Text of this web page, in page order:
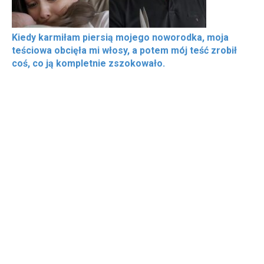
Kiedy karmiłam piersią mojego noworodka, moja
teściowa obcięła mi włosy, a potem mój teść zrobił
coś, co ją kompletnie zszokowało.